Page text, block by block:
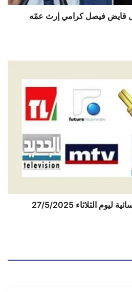
قايض فيصل كرامي إرث عمّه
الثلاثاء 27/5/2025